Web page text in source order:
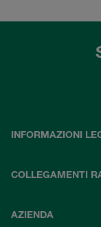
INFORMAZIONI
COLLEGAMENTI
AZIENDA